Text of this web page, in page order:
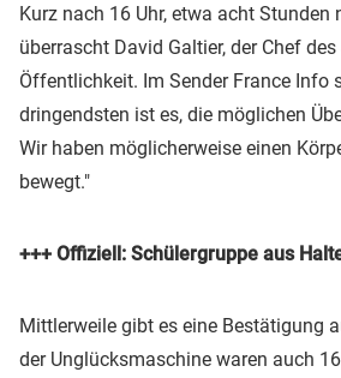
Kurz nach 16 Uhr, etwa acht Stunden
überrascht David Galtier, der Chef
Öffentlichkeit. Im Sender France Info
dringendsten ist es, die möglichen
Wir haben möglicherweise einen
bewegt."
+++ Offiziell: Schülergruppe aus
Mittlerweile gibt es eine Bestätigung
der Unglücksmaschine waren auch